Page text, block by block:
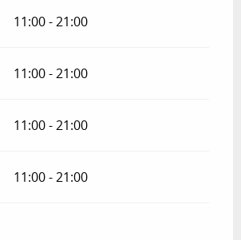
11:00 - 21:00
11:00 - 21:00
11:00 - 21:00
11:00 - 21:00